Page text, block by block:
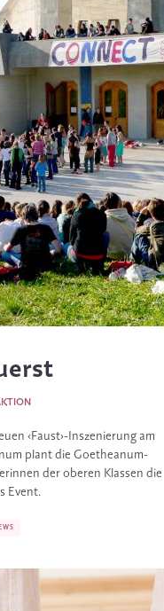
‹Faust›-Inszenierung am
plant die Goetheanum-
der oberen Klassen die
Event.